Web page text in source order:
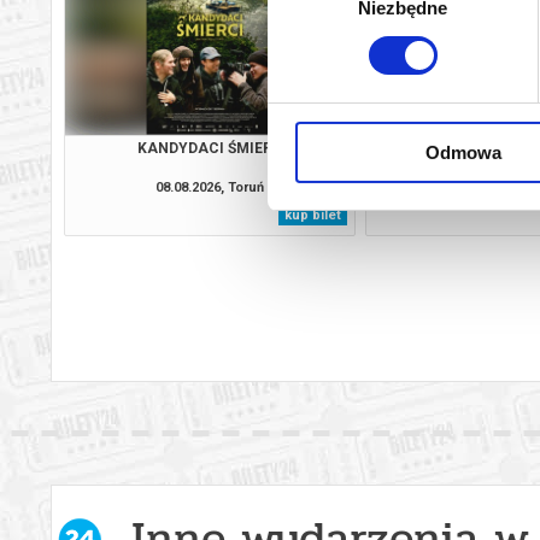
zgody
Niezbędne
Odmowa
KANDYDACI ŚMIERCI
08.08.2026, Toruń
kup bilet
PEJZAŻ W
08.08.2026,